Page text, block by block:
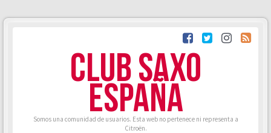
CLUB SAXO
ESPAÑA
Somos una comunidad de usuarios. Esta web no pertenece ni representa a
Citroën.